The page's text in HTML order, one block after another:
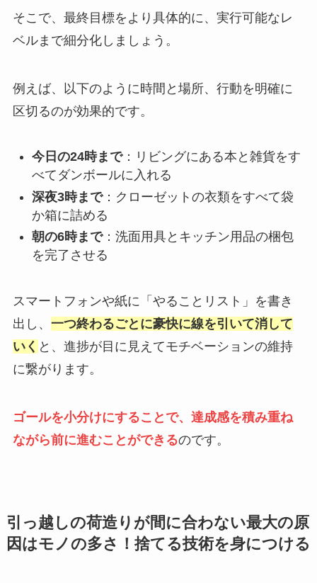
そこで、最終目標をより具体的に、実行可能なレ
ベルまで細分化しましょう。
例えば、以下のように時間と場所、行動を明確に
区切るのが効果的です。
今日の24時まで：リビングにある本と雑貨をす
べてダンボールに入れる
深夜3時まで：クローゼットの衣類をすべて袋
か箱に詰める
朝の6時まで：洗面用具とキッチン用品の梱包
を完了させる
スマートフォンや紙に「やることリスト」を書き
出し、 一つ終わるごとに豪快に線を引いて消して
いく と、進捗が目に見えてモチベーションの維持
に繋がります。
ゴールを小分けにすることで、達成感を積み重ね
ながら前に進むことができるのです。
引っ越しの荷造りが間に合わない最大の原
因はモノの多さ！捨てる技術を身につける